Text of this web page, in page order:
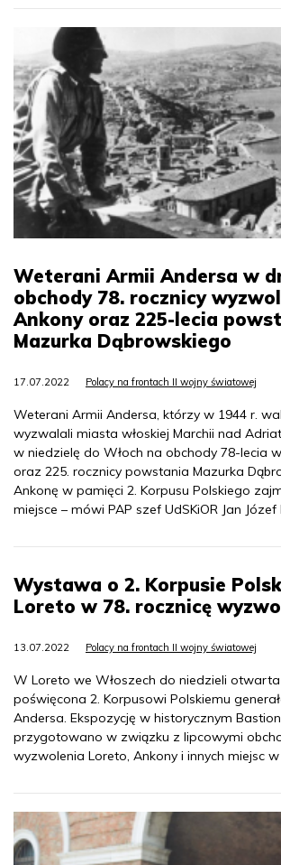
Weterani Armii Andersa w
obchody 78. rocznicy
Ankony oraz 225-lecia
Mazurka Dąbrowskiego
17.07.2022 Polacy na frontach II wojny światowej
Weterani Armii Andersa, którzy w 1944 r.
wyzwalali miasta włoskiej Marchii nad
w niedzielę do Włoch na obchody 78-lecia
oraz 225. rocznicy powstania Mazurka
Ankonę w pamięci 2. Korpusu Polskiego
miejsce – mówi PAP szef UdSKiOR Jan Józef
Wystawa o 2. Korpusie
Loreto w 78. rocznicę
13.07.2022 Polacy na frontach II wojny światowej
W Loreto we Włoszech do niedzieli
poświęcona 2. Korpusowi Polskiemu
Andersa. Ekspozycję w historycznym
przygotowano w związku z lipcowymi
wyzwolenia Loreto, Ankony i innych miejsc